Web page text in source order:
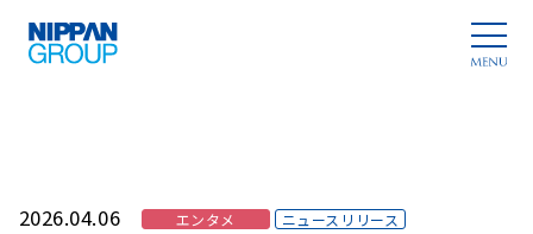
2026.04.06 エンタメ ニュースリリース